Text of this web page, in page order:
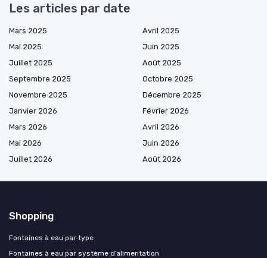
Les articles par date
Mars 2025
Avril 2025
Mai 2025
Juin 2025
Juillet 2025
Août 2025
Septembre 2025
Octobre 2025
Novembre 2025
Décembre 2025
Janvier 2026
Février 2026
Mars 2026
Avril 2026
Mai 2026
Juin 2026
Juillet 2026
Août 2026
Shopping
Fontaines à eau par type
Fontaines à eau par système d’alimentation